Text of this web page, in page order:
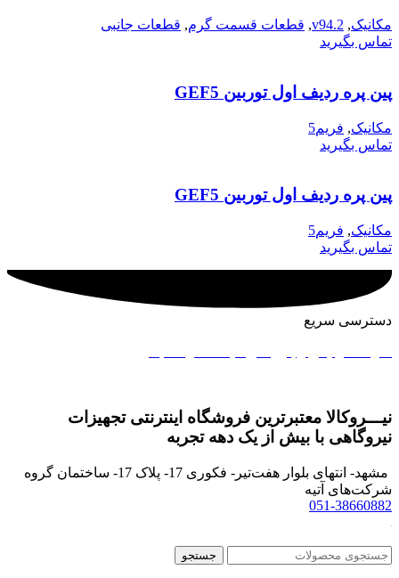
مکانیک,
v94.2
, قطعات قسمت گرم, قطعات جانبی
تماس بگیرید
پین پره ردیف اول توربین GEF5
مکانیک, فریم5
تماس بگیرید
پین پره ردیف اول توربین GEF5
مکانیک, فریم5
تماس بگیرید
دسترسی سریع
نیـــروکالا معتبرترین فروشگاه اینترنتی تجهیزات
نیروگاهی با بیش از یک دهه تجربه
مشهد- انتهای بلوار هفت‌تیر- فکوری 17- پلاک 17- ساختمان گروه
شرکت‌های آتیه
051-38660882
جستجو